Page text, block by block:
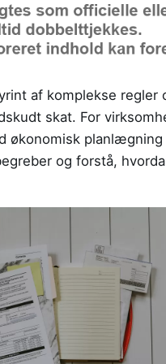
af komplekse
skat. For
økonomisk
og forstå,